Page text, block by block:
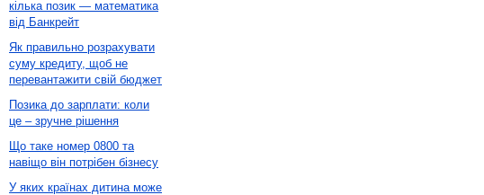
кілька позик — математика
від Банкрейт
Як правильно розрахувати
суму кредиту, щоб не
перевантажити свій бюджет
Позика до зарплати: коли
це – зручне рішення
Що таке номер 0800 та
навіщо він потрібен бізнесу
У яких країнах дитина може